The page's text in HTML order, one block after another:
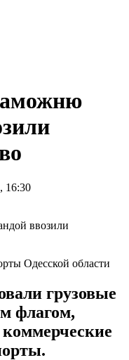
16:30
Одесской области
грузовые
флагом,